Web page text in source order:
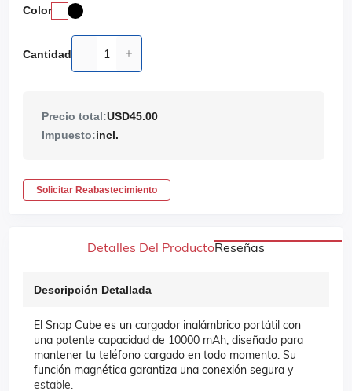
Color
Cantidad
Precio total:USD45.00
Impuesto:incl.
Solicitar Reabastecimiento
Detalles Del ProductoReseñas
Descripción Detallada
El Snap Cube es un cargador inalámbrico portátil con
una potente capacidad de 10000 mAh, diseñado para
mantener tu teléfono cargado en todo momento. Su
función magnética garantiza una conexión segura y
estable.